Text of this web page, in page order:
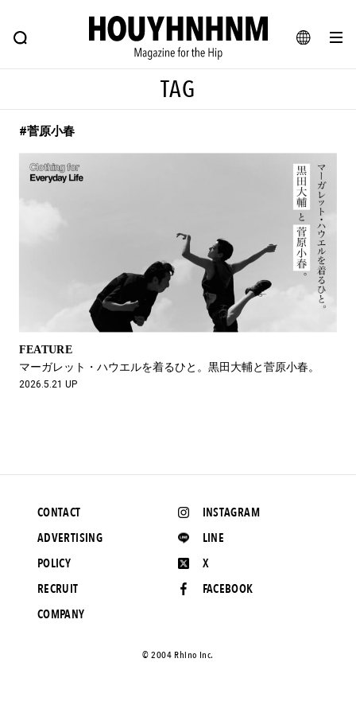
JA
FEATURE BLOG SNAP
ヒップなファッション、カルチャー、ライフスタイルWEBマガジン
#注目のタグ
#SHOPPING ADDICT
#MONTHLY JOURNAL
#GH 銘品の所以 #フイナムのYouTube
#Commune H #FOCUS IT #AH.H
#ととけん #FASHION #MUSIC #MOVIE
#LIFESTYLE
#SPORTS
TAG
#菅原小春
FEATURE
マーガレット・ハウエルを着るひと。黒田大輔と菅原小春。
2026.5.21 UP
INSTAGRAM
LINE
X
FACEBOOK
CONTACT
ADVERTISING
POLICY
RECRUIT
COMPANY
©️ 2004 Rhino Inc.